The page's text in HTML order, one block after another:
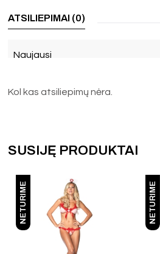
ATSILIEPIMAI (0)
Naujausi
Kol kas atsiliepimų nėra.
SUSIJĘ PRODUKTAI
NETURIME NETURIME